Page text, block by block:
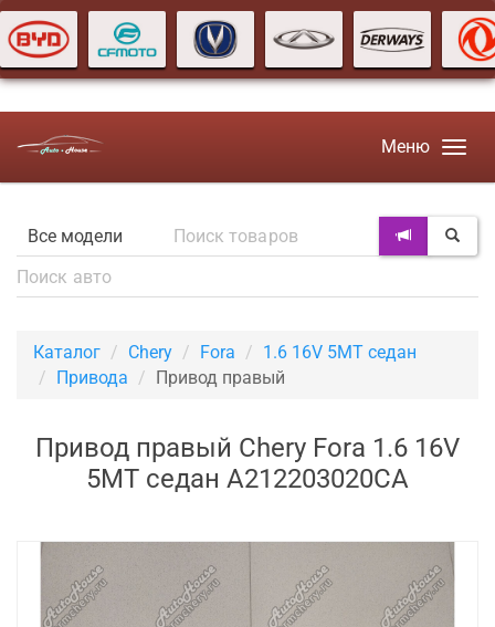
Меню
Каталог Chery Fora
1.6 16V 5MT седан
Привода
Привод правый
Привод правый Chery Fora 1.6 16V
5MT седан A212203020CA